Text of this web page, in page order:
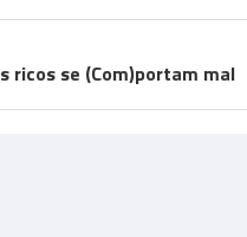
ricos se (Com)portam mal